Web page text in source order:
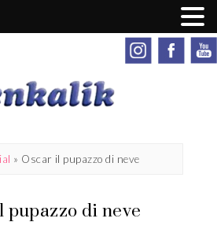
» Oscar il pupazzo di neve
di neve